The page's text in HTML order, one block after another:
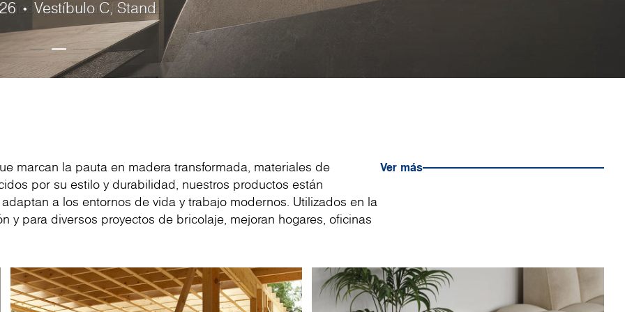
• Vestíbulo C, Stand
que darán forma a
sus muebles,
más competitiva de
la belleza natural
de Cremona Oak.
el diseño de las vetas
de alta gama.
cualquier proyecto
a juego.
- una herramienta
entusiastas del diseño.
alto brillo con excelentes
cocinas, oficinas,
Line están disponibles
y acabados.
marcan la pauta en madera transformada, materiales de
por su estilo y durabilidad, nuestros productos están
a los entornos de vida y trabajo modernos. Utilizados en la
y para diversos proyectos de bricolaje, mejoran hogares, oficinas
Ver más